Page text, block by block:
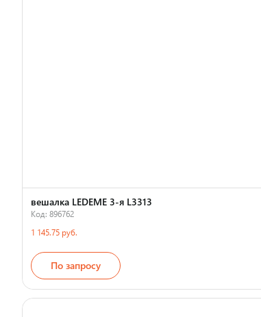
вешалка LEDEME 3-я L3313
Код: 896762
1 145.75 руб.
По запросу